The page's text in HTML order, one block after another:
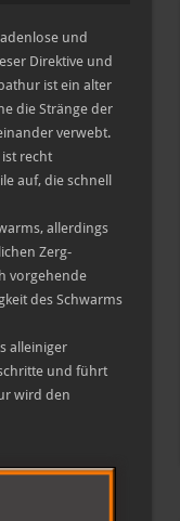
und
Direktive und
ist ein alter
die Stränge der
verwebt.
recht
auf, die schnell
allerdings
Zerg-
vorgehende
des Schwarms
alleiniger
und führt
wird den